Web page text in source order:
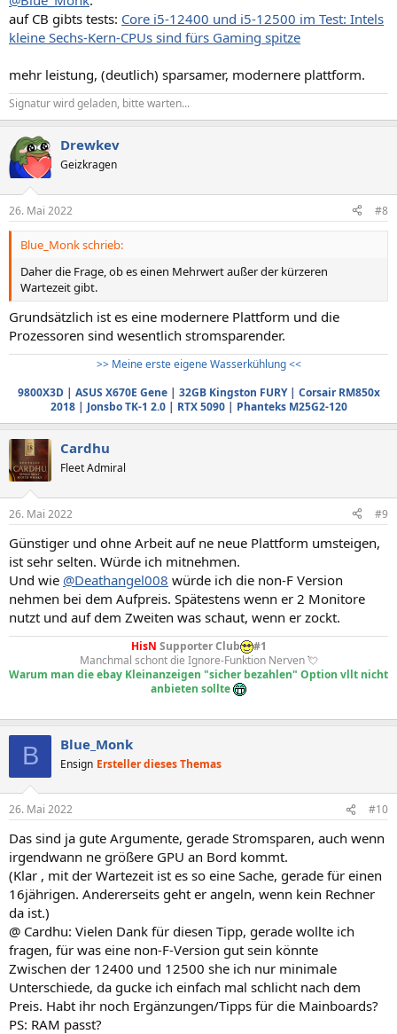
auf CB gibts tests: Core i5-12400 und i5-12500 im Test: Intels
kleine Sechs-Kern-CPUs sind fürs Gaming spitze
mehr leistung, (deutlich) sparsamer, modernere plattform.
Signatur wird geladen, bitte warten...
Drewkev
Geizkragen
26. Mai 2022 #8
Blue_Monk schrieb:
Daher die Frage, ob es einen Mehrwert außer der kürzeren
Wartezeit gibt.
Grundsätzlich ist es eine modernere Plattform und die
Prozessoren sind wesentlich stromsparender.
>> Meine erste eigene Wasserkühlung <<
9800X3D| ASUS X670E Gene| 32GB Kingston FURY| Corsair RM850x
2018| Jonsbo TK-1 2.0| RTX 5090| Phanteks M25G2-120
Cardhu
Fleet Admiral
26. Mai 2022 #9
Günstiger und ohne Arbeit auf ne neue Plattform umsteigen,
ist sehr selten. Würde ich mitnehmen.
Und wie @Deathangel008 würde ich die non-F Version
nehmen bei dem Aufpreis. Spätestens wenn er 2 Monitore
nutzt und auf dem Zweiten was schaut, wenn er zockt.
HisN Supporter Club
#1
Manchmal schont die Ignore-Funktion Nerven 💘
Warum man die ebay Kleinanzeigen "sicher bezahlen" Option vllt nicht
anbieten sollte
B Blue_Monk
Ensign Ersteller dieses Themas
26. Mai 2022 #10
Das sind ja gute Argumente, gerade Stromsparen, auch wenn
irgendwann ne größere GPU an Bord kommt.
(Klar , mit der Wartezeit ist es so eine Sache, gerade für einen
16jährigen. Andererseits geht er angeln, wenn kein Rechner
da ist.)
@ Cardhu: Vielen Dank für diesen Tipp, gerade wollte ich
fragen, für was eine non-F-Version gut sein könnte
Zwischen der 12400 und 12500 she ich nur minimale
Unterschiede, da gucke ich einfach mal schlicht nach dem
Preis. Habt ihr noch Ergänzungen/Tipps für die Mainboards?
PS: RAM passt?